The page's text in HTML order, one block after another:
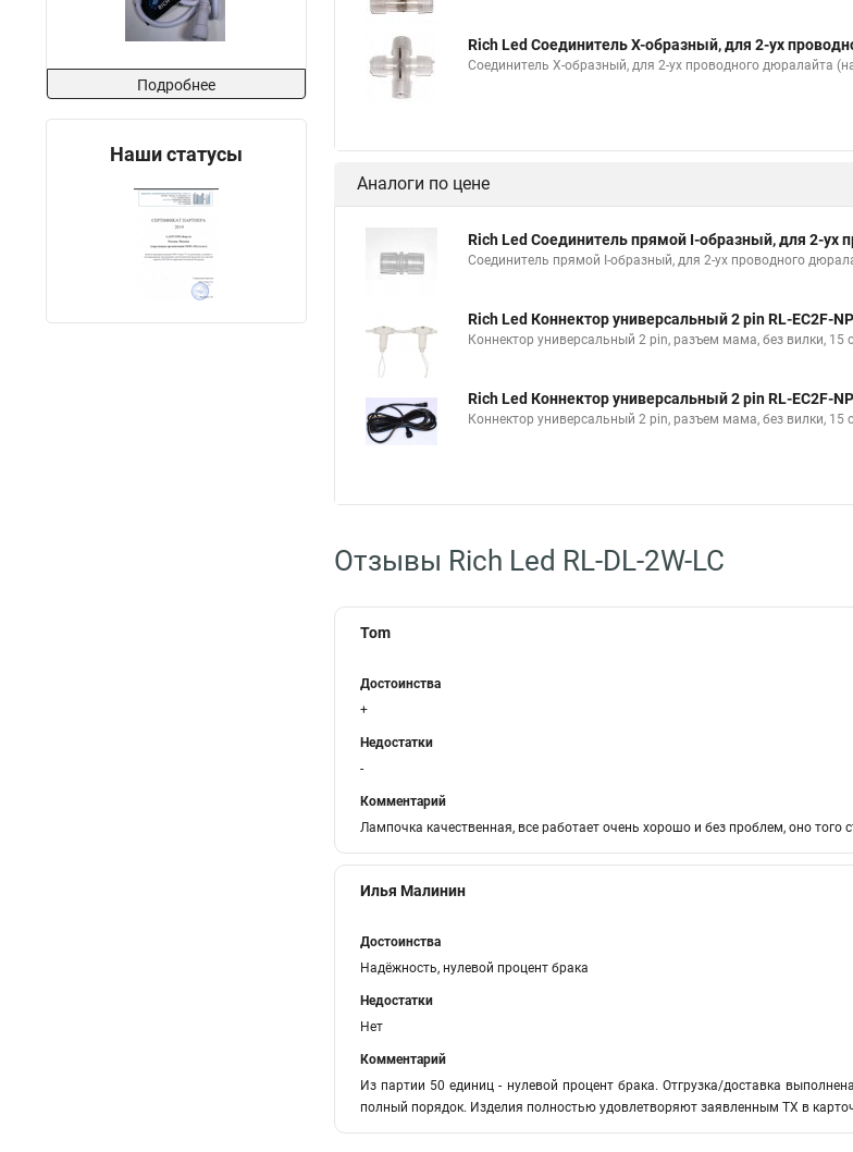
Подробнее
Наши статусы
Rich Led Соединитель X-образный, для 2-ух
Соединитель X-образный, для 2-ух проводного дюралайта
Аналоги по цене
Rich Led Соединитель прямой I-образный, для 2-ух
Соединитель прямой I-образный, для 2-ух проводного
Rich Led Коннектор универсальный 2 pin RL-EC2F-
Коннектор универсальный 2 pin, разъем мама, без вилки, 15
Rich Led Коннектор универсальный 2 pin RL-EC2F-
Коннектор универсальный 2 pin, разъем мама, без вилки, 15
Отзывы Rich Led RL-DL-2W-LC
Tom
Достоинства
+
Недостатки
-
Комментарий
Лампочка качественная, все работает очень хорошо и без проблем, оно того
Илья Малинин
Достоинства
Надёжность, нулевой процент брака
Недостатки
Нет
Комментарий
Из партии 50 единиц - нулевой процент брака. Отгрузка/доставка
полный порядок. Изделия полностью удовлетворяют заявленным ТХ в